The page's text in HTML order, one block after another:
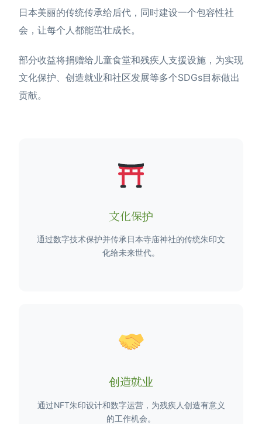
日本美丽的传统传承给后代，同时建设一个包容性社
会，让每个人都能茁壮成长。
部分收益将捐赠给儿童食堂和残疾人支援设施，为实现
文化保护、创造就业和社区发展等多个SDGs目标做出
贡献。
文化保护
通过数字技术保护并传承日本寺庙神社的传统朱印文
化给未来世代。
创造就业
通过NFT朱印设计和数字运营，为残疾人创造有意义
的工作机会。